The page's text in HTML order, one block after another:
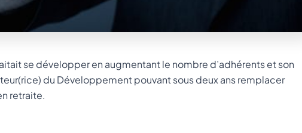
se développer en augmentant le nombre d’adhérents et son
du Développement pouvant sous deux ans remplacer
retraite.